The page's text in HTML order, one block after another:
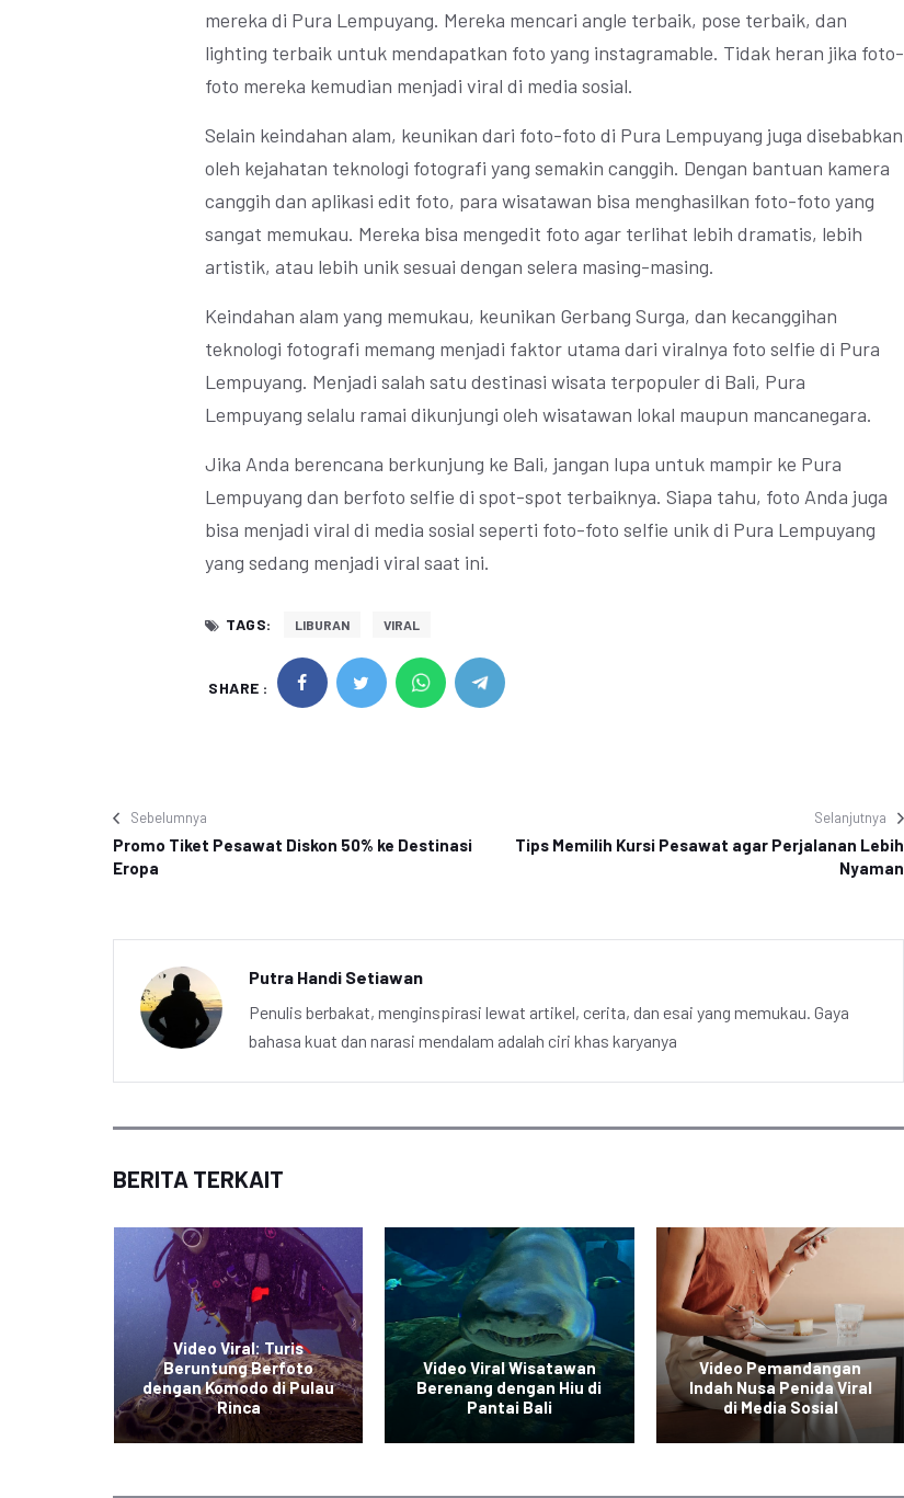
mereka di Pura Lempuyang. Mereka mencari angle terbaik, pose terbaik, dan
lighting terbaik untuk mendapatkan foto yang instagramable. Tidak heran jika foto-
foto mereka kemudian menjadi viral di media sosial.
Selain keindahan alam, keunikan dari foto-foto di Pura Lempuyang juga disebabkan
oleh kejahatan teknologi fotografi yang semakin canggih. Dengan bantuan kamera
canggih dan aplikasi edit foto, para wisatawan bisa menghasilkan foto-foto yang
sangat memukau. Mereka bisa mengedit foto agar terlihat lebih dramatis, lebih
artistik, atau lebih unik sesuai dengan selera masing-masing.
Keindahan alam yang memukau, keunikan Gerbang Surga, dan kecanggihan
teknologi fotografi memang menjadi faktor utama dari viralnya foto selfie di Pura
Lempuyang. Menjadi salah satu destinasi wisata terpopuler di Bali, Pura
Lempuyang selalu ramai dikunjungi oleh wisatawan lokal maupun mancanegara.
Jika Anda berencana berkunjung ke Bali, jangan lupa untuk mampir ke Pura
Lempuyang dan berfoto selfie di spot-spot terbaiknya. Siapa tahu, foto Anda juga
bisa menjadi viral di media sosial seperti foto-foto selfie unik di Pura Lempuyang
yang sedang menjadi viral saat ini.
TAGS: LIBURAN VIRAL
SHARE :
Sebelumnya
Promo Tiket Pesawat Diskon 50% ke Destinasi
Eropa
Selanjutnya
Tips Memilih Kursi Pesawat agar Perjalanan Lebih
Nyaman
Putra Handi Setiawan
Penulis berbakat, menginspirasi lewat artikel, cerita, dan esai yang memukau. Gaya
bahasa kuat dan narasi mendalam adalah ciri khas karyanya
BERITA TERKAIT
Video Viral: Turis
Beruntung Berfoto
dengan Komodo di Pulau
Rinca
Video Viral Wisatawan
Berenang dengan Hiu di
Pantai Bali
Video Pemandangan
Indah Nusa Penida Viral
di Media Sosial